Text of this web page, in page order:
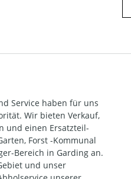
Service haben für uns
Wir bieten Verkauf,
und einen Ersatzteil-
Forst -Kommunal
Bereich in Garding an.
und unser